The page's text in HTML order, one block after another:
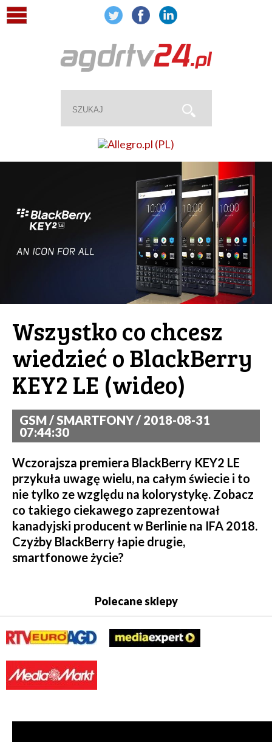
Wszystko co chcesz
wiedzieć o BlackBerry
KEY2 LE (wideo)
GSM / SMARTFONY / 2018-08-31
07:44:30
Wczorajsza premiera BlackBerry KEY2 LE
przykuła uwagę wielu, na całym świecie i to
nie tylko ze względu na kolorystykę. Zobacz
co takiego ciekawego zaprezentował
kanadyjski producent w Berlinie na IFA 2018.
Czyżby BlackBerry łapie drugie,
smartfonowe życie?
Polecane sklepy